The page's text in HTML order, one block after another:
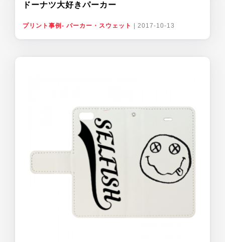
ドーナツ大好きパーカー
プリント事例- パーカー・スウェット 2017-10-13